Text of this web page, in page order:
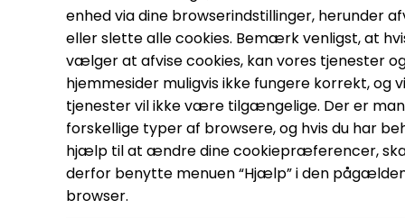
enhed via dine browserindstillinger, herunder
eller slette alle cookies. Bemærk venligst, at
vælger at afvise cookies, kan vores tjenester
hjemmesider muligvis ikke fungere korrekt, og
tjenester vil ikke være tilgængelige. Der er
forskellige typer af browsere, og hvis du har
hjælp til at ændre dine cookiepræferencer,
derfor benytte menuen “Hjælp” i den
browser.